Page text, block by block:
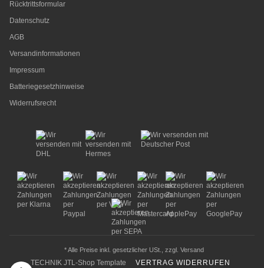
Rücktrittsformular
Datenschutz
AGB
Versandinformationen
Impressum
Batteriegesetzhinweise
Widerrufsrecht
* Alle Preise inkl. gesetzlicher USt., zzgl. Versand
TECHNIK JTL-Shop Template VERTRAG WIDERRUFEN